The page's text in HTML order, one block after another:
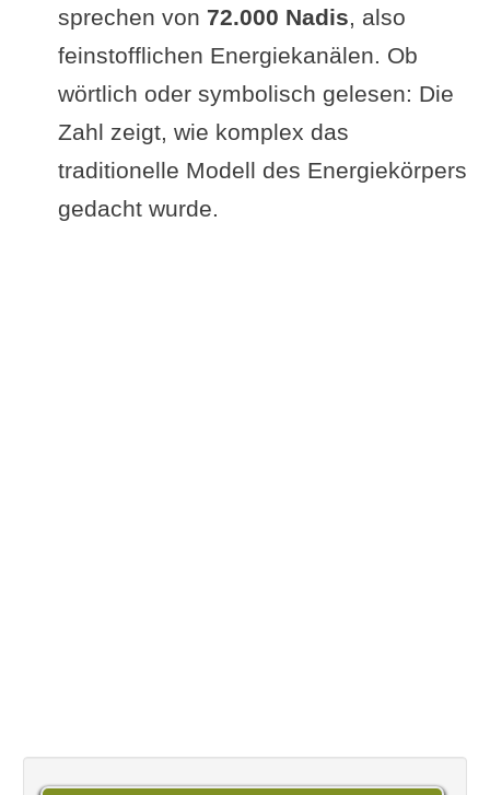
sprechen von 72.000 Nadis, also
feinstofflichen Energiekanälen. Ob
wörtlich oder symbolisch gelesen: Die
Zahl zeigt, wie komplex das
traditionelle Modell des Energiekörpers
gedacht wurde.